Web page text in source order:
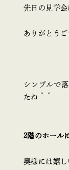
先日の見学会
ありがとうご
シンプルで
たね＾＾
2階のホール
奥様には嬉